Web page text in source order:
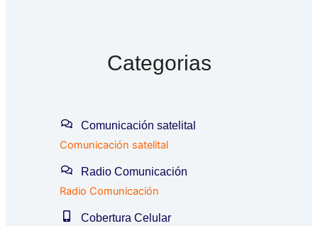
Categorias
Comunicación satelital
Comunicación satelital
Radio Comunicación
Radio Comunicación
Cobertura Celular